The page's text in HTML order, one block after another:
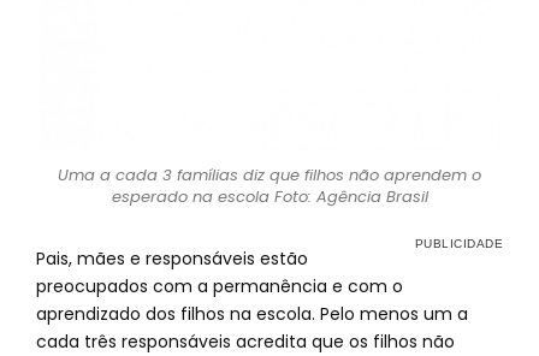
Uma a cada 3 famílias diz que filhos não aprendem o
esperado na escola Foto: Agência Brasil
Pais, mães e responsáveis estão
preocupados com a permanência e com o
aprendizado dos filhos na escola. Pelo menos um a
cada três responsáveis acredita que os filhos não